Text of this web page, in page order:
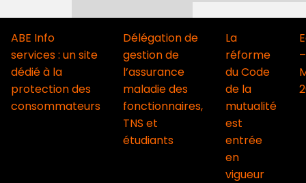
ABE Info
services : un site
dédié à la
protection des
consommateurs
Délégation de
gestion de
l’assurance
maladie des
fonctionnaires,
TNS et
étudiants
La
réforme
du Code
de la
mutualité
est
entrée
en
vigueur
–